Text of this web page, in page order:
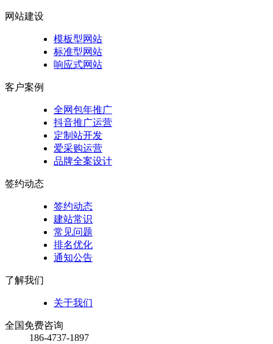
网站建设
模板型网站
标准型网站
响应式网站
客户案例
全网包年推广
抖音推广运营
定制站开发
爱采购运营
品牌全案设计
签约动态
签约动态
建站常识
常见问题
排名优化
通知公告
了解我们
关于我们
全国免费咨询
186-4737-1897